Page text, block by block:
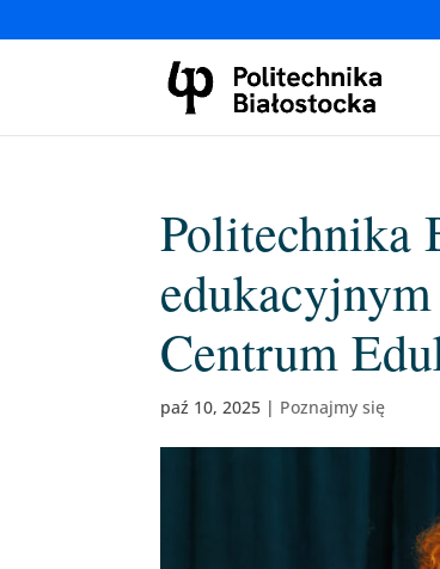
Politechnika
Centrum
paź 10, 2025 | Poznajmy się